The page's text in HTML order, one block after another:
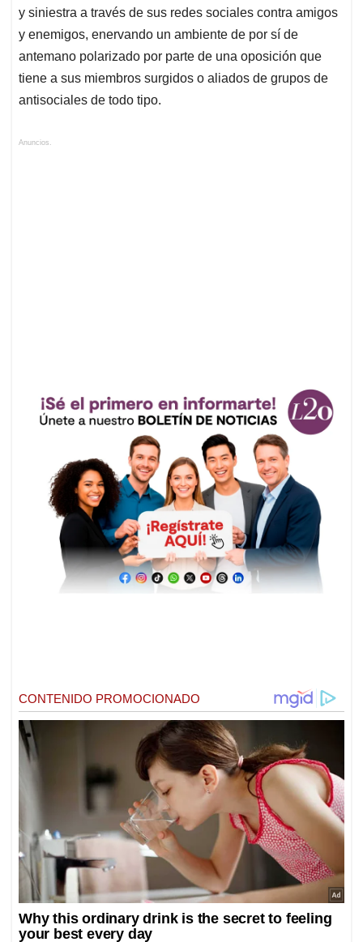
y siniestra a través de sus redes sociales contra amigos
y enemigos, enervando un ambiente de por sí de
antemano polarizado por parte de una oposición que
tiene a sus miembros surgidos o aliados de grupos de
antisociales de todo tipo.
Anuncios.